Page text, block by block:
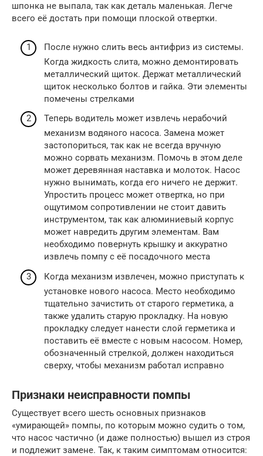
шпонка не выпала, так как деталь маленькая. Легче
всего её достать при помощи плоской отвертки.
После нужно слить весь антифриз из системы.
Когда жидкость слита, можно демонтировать
металлический щиток. Держат металлический
щиток несколько болтов и гайка. Эти элементы
помечены стрелками
Теперь водитель может извлечь нерабочий
механизм водяного насоса. Замена может
застопориться, так как не всегда вручную
можно сорвать механизм. Помочь в этом деле
может деревянная наставка и молоток. Насос
нужно вынимать, когда его ничего не держит.
Упростить процесс может отвертка, но при
ощутимом сопротивлении не стоит давить
инструментом, так как алюминиевый корпус
может навредить другим элементам. Вам
необходимо повернуть крышку и аккуратно
извлечь помпу с её посадочного места
Когда механизм извлечен, можно приступать к
установке нового насоса. Место необходимо
тщательно зачистить от старого герметика, а
также удалить старую прокладку. На новую
прокладку следует нанести слой герметика и
поставить её вместе с новым насосом. Номер,
обозначенный стрелкой, должен находиться
сверху, чтобы механизм работал исправно
Признаки неисправности помпы
Существует всего шесть основных признаков
«умирающей» помпы, по которым можно судить о том,
что насос частично (и даже полностью) вышел из строя
и подлежит замене. Так, к таким симптомам относится: